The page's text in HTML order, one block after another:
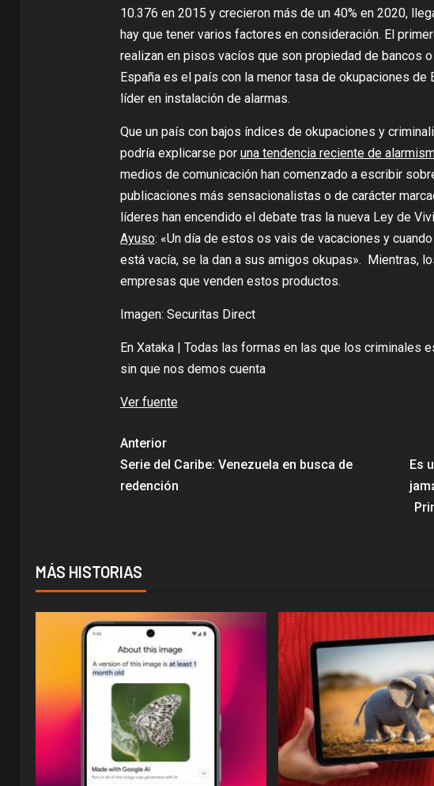
10.376 en 2015 y crecieron más de un 40% en 2020,
hay que tener varios factores en consideración. El
realizan en pisos vacíos que son propiedad de bancos
España es el país con la menor tasa de okupaciones de
líder en instalación de alarmas.
Que un país con bajos índices de okupaciones y
podría explicarse por una tendencia reciente de
medios de comunicación han comenzado a escribir
publicaciones más sensacionalistas o de carácter
líderes han encendido el debate tras la nueva Ley de
Ayuso: «Un día de estos os vais de vacaciones y
está vacía, se la dan a sus amigos okupas». Mientras,
empresas que venden estos productos.
Imagen: Securitas Direct
En Xataka | Todas las formas en las que los criminales
sin que nos demos cuenta
Ver fuente
Anterior
Serie del Caribe: Venezuela en busca de
redención
Es
MÁS HISTORIAS